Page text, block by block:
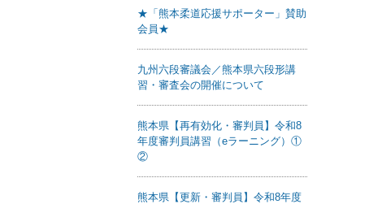
★「熊本柔道応援サポーター」賛助
会員★
九州六段審議会／熊本県六段形講
習・審査会の開催について
熊本県【再有効化・審判員】令和8
年度審判員講習（eラーニング）①
②
熊本県【更新・審判員】令和8年度